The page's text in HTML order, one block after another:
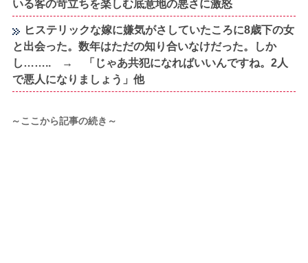
いる客の苛立ちを楽しむ底意地の悪さに激怒
ヒステリックな嫁に嫌気がさしていたころに8歳下の女
と出会った。数年はただの知り合いなけだった。しか
し…….. → 「じゃあ共犯になればいいんですね。2人
で悪人になりましょう」他
～ここから記事の続き～